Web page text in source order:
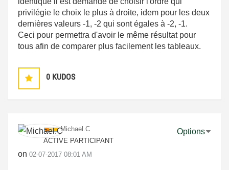
privilégie le choix le plus à droite, idem pour les deux
dernières valeurs -1, -2 qui sont égales à -2, -1.
Ceci pour permettra d'avoir le même résultat pour
tous afin de comparer plus facilement les tableaux.
0 KUDOS
Michael.C
ACTIVE PARTICIPANT
on ‎02-07-2017 08:01 AM
Options